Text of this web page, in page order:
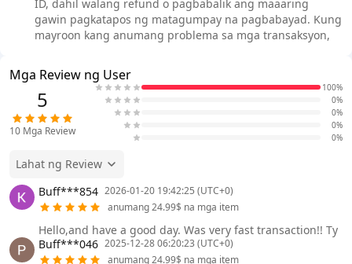
ID, dahil walang refund o pagbabalik ang maaaring
gawin pagkatapos ng matagumpay na pagbabayad. Kung
mayroon kang anumang problema sa mga transaksyon,
Mga Review ng User
5
10 Mga Review
100%
0%
0%
0%
0%
Lahat ng Review
Buff***854 2026-01-20 19:42:25 (UTC+0)
anumang 24.99$ na mga item
Hello,and have a good day. Was very fast transaction!! Ty
Buff***046 2025-12-28 06:20:23 (UTC+0)
anumang 24.99$ na mga item